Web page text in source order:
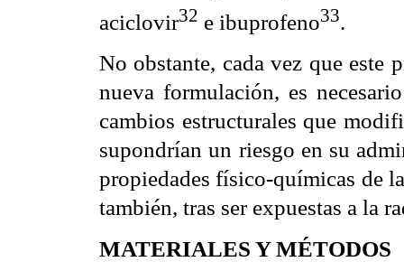
aciclovir32 e ibuprofeno33.
No obstante, cada vez que este
nueva formulación, es
cambios estructurales que
supondrían un riesgo en su
propiedades físico-químicas de
también, tras ser expuestas a la
MATERIALES Y MÉTODOS